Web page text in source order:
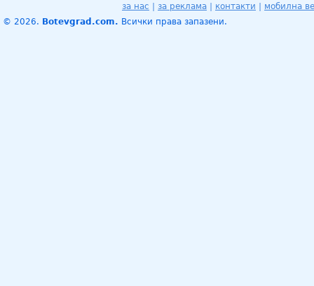
за нас за реклама контакти
мобилна
© 2026. Botevgrad.com. Всички права запазени.